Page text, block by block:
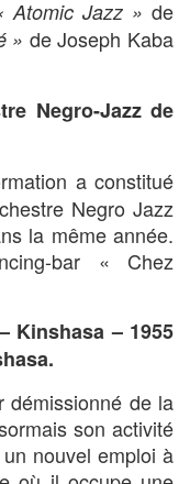
Atomic Jazz » de
» de Joseph Kaba
Negro-Jazz de
a constitué
Negro Jazz
la même année.
bar « Chez
Kinshasa – 1955
démissionné de la
son activité
nouvel emploi à